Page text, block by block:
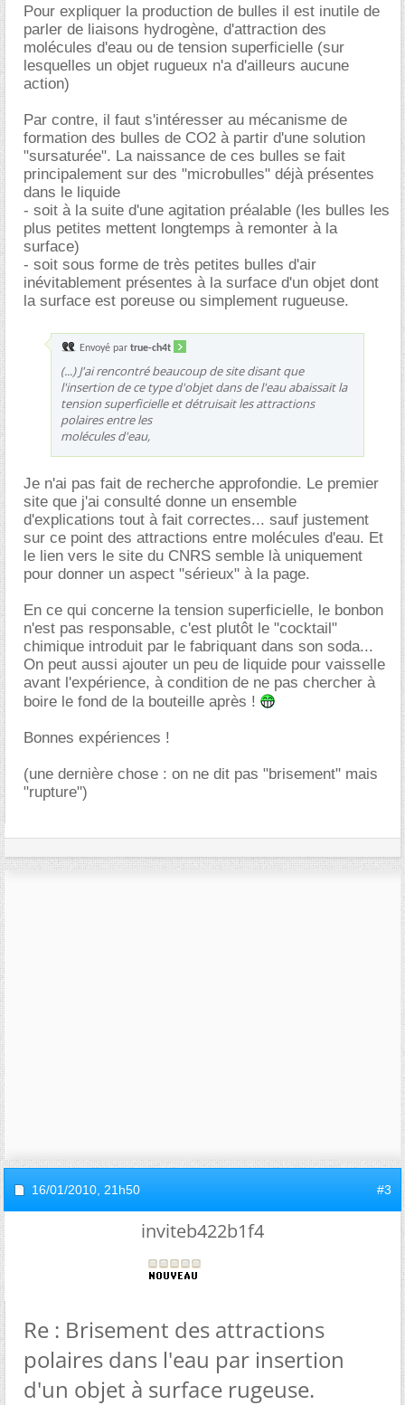
Pour expliquer la production de bulles il est inutile de
parler de liaisons hydrogène, d'attraction des
molécules d'eau ou de tension superficielle (sur
lesquelles un objet rugueux n'a d'ailleurs aucune
action)
Par contre, il faut s'intéresser au mécanisme de
formation des bulles de CO2 à partir d'une solution
"sursaturée". La naissance de ces bulles se fait
principalement sur des "microbulles" déjà présentes
dans le liquide
- soit à la suite d'une agitation préalable (les bulles les
plus petites mettent longtemps à remonter à la
surface)
- soit sous forme de très petites bulles d'air
inévitablement présentes à la surface d'un objet dont
la surface est poreuse ou simplement rugueuse.
Envoyé par true-ch4t
(...) J'ai rencontré beaucoup de site disant que
l'insertion de ce type d'objet dans de l'eau abaissait la
tension superficielle et détruisait les attractions
polaires entre les
molécules d'eau,
Je n'ai pas fait de recherche approfondie. Le premier
site que j'ai consulté donne un ensemble
d'explications tout à fait correctes... sauf justement
sur ce point des attractions entre molécules d'eau. Et
le lien vers le site du CNRS semble là uniquement
pour donner un aspect "sérieux" à la page.
En ce qui concerne la tension superficielle, le bonbon
n'est pas responsable, c'est plutôt le "cocktail"
chimique introduit par le fabriquant dans son soda...
On peut aussi ajouter un peu de liquide pour vaisselle
avant l'expérience, à condition de ne pas chercher à
boire le fond de la bouteille après !
Bonnes expériences !
(une dernière chose : on ne dit pas "brisement" mais
"rupture")
16/01/2010, 21h50 #3
inviteb422b1f4
Re : Brisement des attractions
polaires dans l'eau par insertion
d'un objet à surface rugeuse.